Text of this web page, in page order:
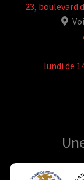
23, boulevard
lundi de